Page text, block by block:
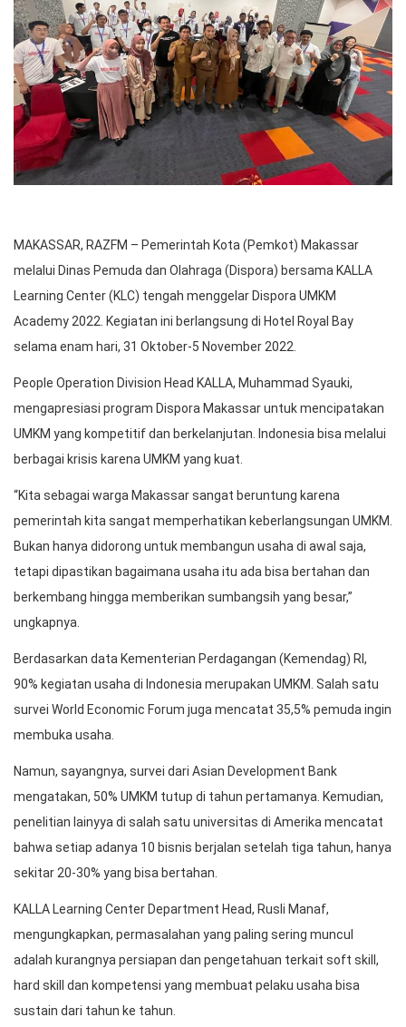
MAKASSAR, RAZFM – Pemerintah Kota (Pemkot) Makassar
melalui Dinas Pemuda dan Olahraga (Dispora) bersama KALLA
Learning Center (KLC) tengah menggelar Dispora UMKM
Academy 2022. Kegiatan ini berlangsung di Hotel Royal Bay
selama enam hari, 31 Oktober-5 November 2022.
People Operation Division Head KALLA, Muhammad Syauki,
mengapresiasi program Dispora Makassar untuk mencipatakan
UMKM yang kompetitif dan berkelanjutan. Indonesia bisa melalui
berbagai krisis karena UMKM yang kuat.
“Kita sebagai warga Makassar sangat beruntung karena
pemerintah kita sangat memperhatikan keberlangsungan UMKM.
Bukan hanya didorong untuk membangun usaha di awal saja,
tetapi dipastikan bagaimana usaha itu ada bisa bertahan dan
berkembang hingga memberikan sumbangsih yang besar,”
ungkapnya.
Berdasarkan data Kementerian Perdagangan (Kemendag) RI,
90% kegiatan usaha di Indonesia merupakan UMKM. Salah satu
survei World Economic Forum juga mencatat 35,5% pemuda ingin
membuka usaha.
Namun, sayangnya, survei dari Asian Development Bank
mengatakan, 50% UMKM tutup di tahun pertamanya. Kemudian,
penelitian lainyya di salah satu universitas di Amerika mencatat
bahwa setiap adanya 10 bisnis berjalan setelah tiga tahun, hanya
sekitar 20-30% yang bisa bertahan.
KALLA Learning Center Department Head, Rusli Manaf,
mengungkapkan, permasalahan yang paling sering muncul
adalah kurangnya persiapan dan pengetahuan terkait soft skill,
hard skill dan kompetensi yang membuat pelaku usaha bisa
sustain dari tahun ke tahun.